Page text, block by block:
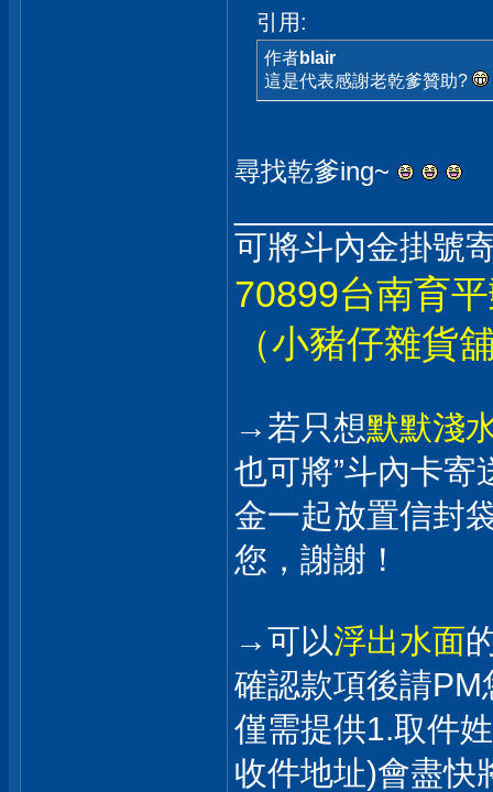
引用:
作者blair
這是代表感謝老乾爹贊助?
尋找乾爹ing~
可將斗內金掛號
70899台南育
（小豬仔雜貨
→若只想默默淺
也可將”斗內卡寄
金一起放置信封
您，謝謝！
→可以浮出水面
確認款項後請
僅需提供1.取件
收件地址)會盡快